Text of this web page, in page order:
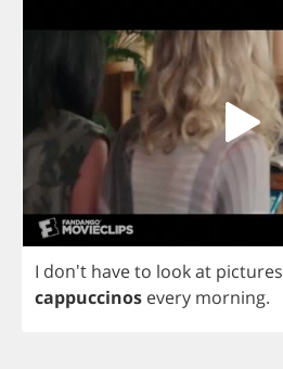
I don't haveto lookat pictures
cappuccinos every morning.